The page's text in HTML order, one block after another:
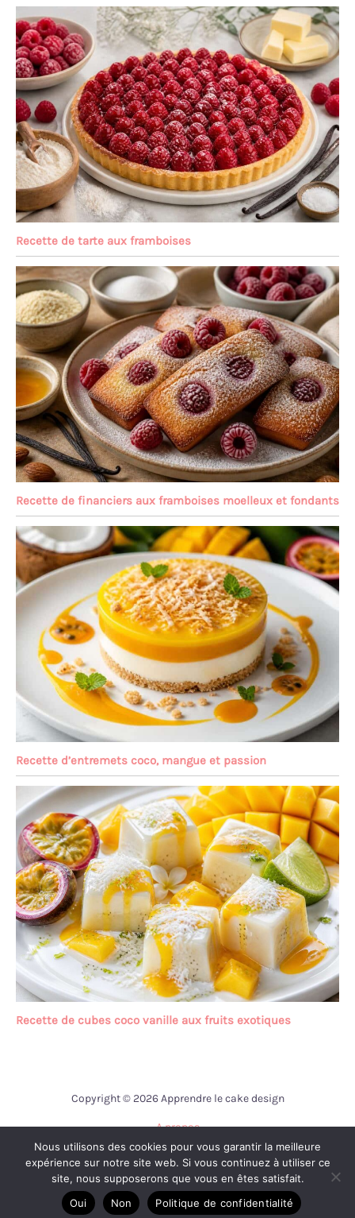
Recette de tarte aux framboises
Recette de financiers aux framboises moelleux et fondants
Recette d’entremets coco, mangue et passion
Recette de cubes coco vanille aux fruits exotiques
Copyright © 2026 Apprendre le cake design
A propos
Contact
Mentions légales
Politique de confidentialité
Nous utilisons des cookies pour vous garantir la meilleure
expérience sur notre site web. Si vous continuez à utiliser ce
site, nous supposerons que vous en êtes satisfait.
Oui
Non Politique de confidentialité